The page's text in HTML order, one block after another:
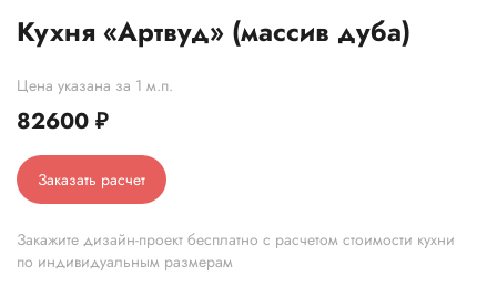
Кухня «Артвуд» (массив дуба)
Цена указана за 1 м.п.
82600 ₽
Заказать расчет
Закажите дизайн-проект бесплатно с расчетом стоимости кухни
по индивидуальным размерам